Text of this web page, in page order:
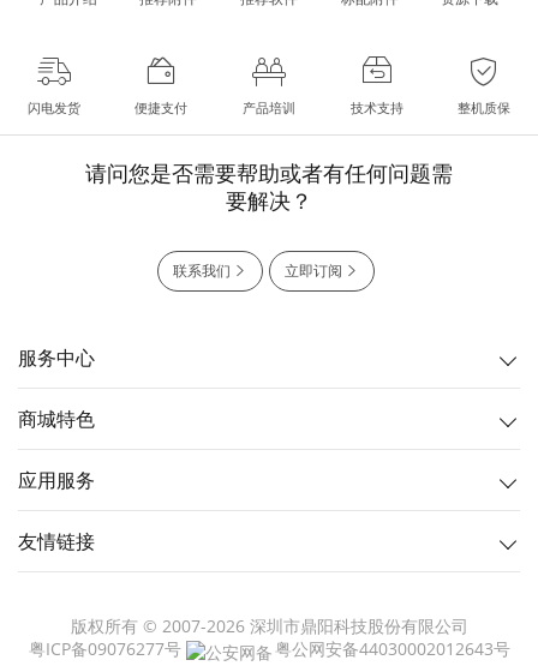
闪电发货 便捷支付 产品培训 技术支持 整机质保
请问您是否需要帮助或者有任何问题需
要解决？
联系我们 立即订阅
服务中心
商城特色
应用服务
友情链接
版权所有 © 2007-2026 深圳市鼎阳科技股份有限公司
粤ICP备09076277号
粤公网安备44030002012643号